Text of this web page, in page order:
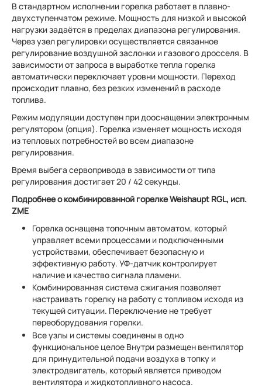
В стандартном исполнении горелка работает в плавно-
двухступенчатом режиме. Мощность для низкой и высокой
нагрузки задаётся в пределах диапазона регулирования.
Через узел регулировки осуществляется связанное
регулирование воздушной заслонки и газового дросселя. В
зависимости от запроса в выработке тепла горелка
автоматически переключает уровни мощности. Переход
происходит плавно, без резких изменений в расходе
топлива.
Режим модуляции доступен при дооснащении электронным
регулятором (опция). Горелка изменяет мощность исходя
из тепловых потребностей во всем диапазоне
регулирования.
Время выбега сервопривода в зависимости от типа
регулирования достигает 20 / 42 секунды.
Подробнее о комбинированной горелке Weishaupt RGL, исп.
ZME
Горелка оснащена топочным автоматом, который
управляет всеми процессами и подключенными
устройствами, обеспечивает безопасную и
эффективную работу. УФ-датчик контролирует
наличие и качество сигнала пламени.
Комбинированная система сжигания позволяет
настраивать горелку на работу с топливом исходя из
текущей ситуации. Переключение не требует
переоборудования горелки.
Все узлы и системы соединены в одно
функциональное целое Внутри размещен вентилятор
для принудительной подачи воздуха в топку и
электродвигатель, который является приводом
вентилятора и жидкотопливного насоса.